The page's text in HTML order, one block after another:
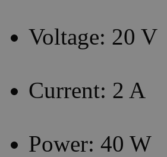
Voltage: 20 V
Current: 2 A
Power: 40 W